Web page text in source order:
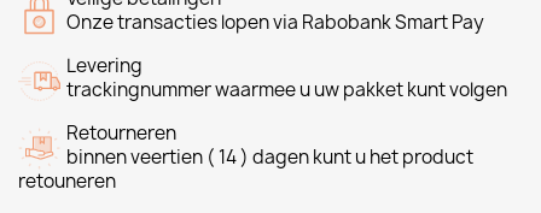
Onze transacties lopen via Rabobank Smart Pay
Levering
trackingnummer waarmee u uw pakket kunt volgen
Retourneren
binnen veertien ( 14 ) dagen kunt u het product
retouneren